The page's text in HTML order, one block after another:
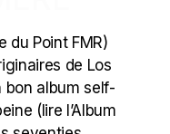
du Point FMR)
de Los
bon album self-
(lire l’Album